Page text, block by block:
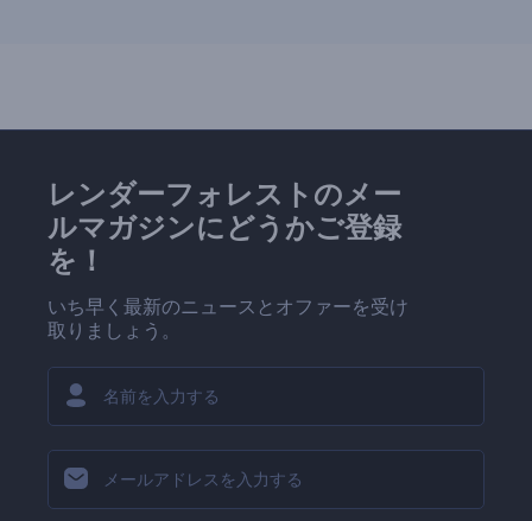
レンダーフォレストのメー
ルマガジンにどうかご登録
を！
いち早く最新のニュースとオファーを受け
取りましょう。